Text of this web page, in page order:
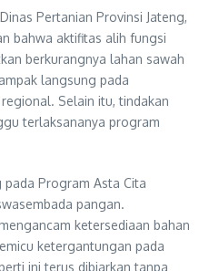
Pertanian Provinsi Jateng,
bahwa aktifitas alih fungsi
berkurangnya lahan sawah
langsung pada
Selain itu, tindakan
terlaksananya program
pada Program Asta Cita
pangan.
ketersediaan bahan
ketergantungan pada
ini terus dibiarkan tanpa